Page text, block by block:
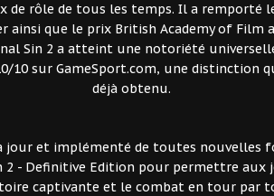
de rôle de tous les temps. Il a remporté
ainsi que le prix British Academy of Film
Sin 2 a atteint une notoriété
10 sur GameSport.com, une distinction
déjà obtenu.
jour et implémenté de toutes nouvelles
2 - Definitive Edition pour permettre aux
captivante et le combat en tour par